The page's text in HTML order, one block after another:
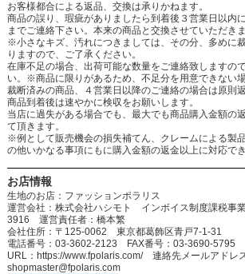
お客様都合による返品、交換は承りかねます。
商品の誤り、瑕疵がありましたら到着後３営業日以内
までご連絡下さい。本来の商品と交換させていただきま
※小さなキズ、汚れにつきましては、その分、多めに
りますので、ご了承ください。
在庫不足の場合、出荷可能な数量をご連絡致しますの
い。※商品に限りがあるため、不足分を用意できない
裁断済みの商品、４営業日以降のご連絡の場合は原則
商品到着後は速やかに検収をお願いします。
当店に過失がある場合でも、最大でも商品購入金額の
て頂きます。
※例として販売機会の損失補てん、クレームによる製
の他いかなる事項にもに購入金額の返金以上に対応でき
お店情報
生地のお店：ファッションポラリス
運営会社：株式会社ハシモト インボイス制度課税事
3916 運営責任者：橋本繁
会社住所：〒125-0062 東京都葛飾区青戸7-1-31
電話番号：03-3602-2123 FAX番号：03-3690-5795
URL：https://www.fpolaris.com/ 連絡先メールアドレ
shopmaster@fpolaris.com